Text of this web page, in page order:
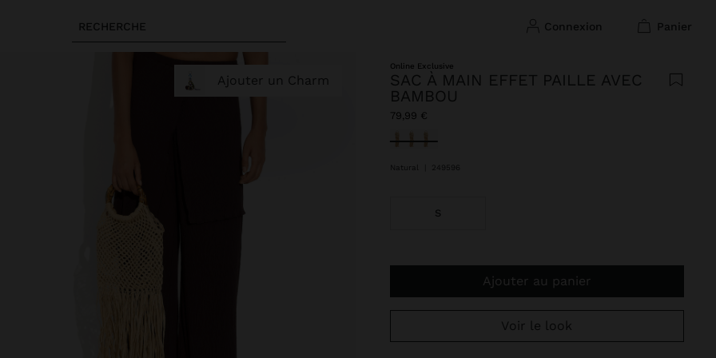
RECHERCHE connexion panier
Ajouter un Charm
Online Exclusive
SAC À MAIN EFFET PAILLE AVEC
BAMBOU
79,99 €
sélectionné(s)
Natural 249596
S
Ajouter au panier
Voir le look